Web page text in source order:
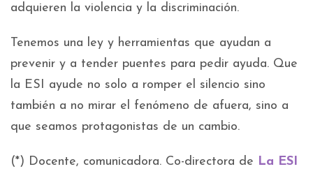
adquieren la violencia y la discriminación.
Tenemos una ley y herramientas que ayudan a
prevenir y a tender puentes para pedir ayuda. Que
la ESI ayude no solo a romper el silencio sino
también a no mirar el fenómeno de afuera, sino a
que seamos protagonistas de un cambio.
(*) Docente, comunicadora. Co-directora de La ESI